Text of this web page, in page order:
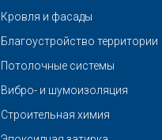
Кровля и фасады
Благоустройство территории
Потолочные системы
Вибро- и шумоизоляция
Строительная химия